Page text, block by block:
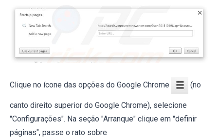
Clique no ícone das opções do Google Chrome (no
canto direito superior do Google Chrome), selecione
"Configurações". Na seção "Arranque" clique em "definir
páginas", passe o rato sobre